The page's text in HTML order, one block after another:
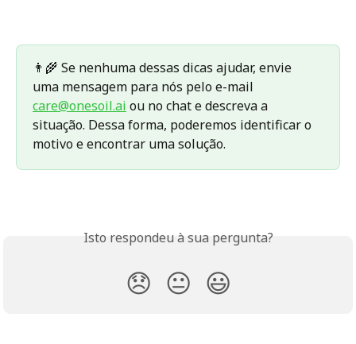
👨‍🌾 Se nenhuma dessas dicas ajudar, envie
uma mensagem para nós pelo e-mail
care@onesoil.ai ou no chat e descreva a
situação. Dessa forma, poderemos identificar o
motivo e encontrar uma solução.
Isto respondeu à sua pergunta?
😞 😐 😃